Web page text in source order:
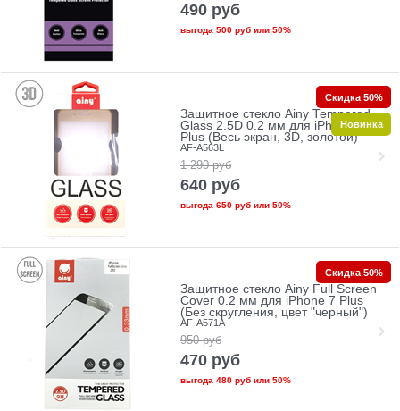
490 руб
выгода 500 рубили 50%
Защитное стекло Ainy Tempered
Glass 2.5D 0.2 мм для iPhone 7
Plus (Весь экран, 3D, золотой)
AF-A563L
1 290 руб
640 руб
выгода 650 рубили 50%
Скидка 50%
Новинка
Защитное стекло Ainy Full Screen
Cover 0.2 мм для iPhone 7 Plus
(Без скругления, цвет "черный")
AF-A571A
950 руб
470 руб
выгода 480 рубили 50%
Скидка 50%